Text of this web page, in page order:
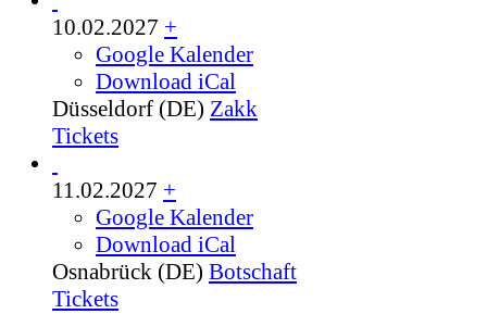
10.02.2027 +
Google Kalender
Download iCal
Düsseldorf (DE) Zakk
Tickets
11.02.2027 +
Google Kalender
Download iCal
Osnabrück (DE) Botschaft
Tickets